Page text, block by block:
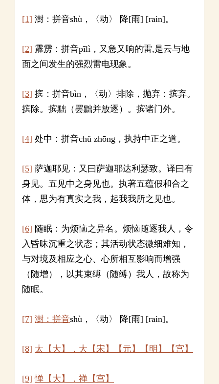
[1] 澍：拼音shù，〈动〉 降[雨] [rain]。
[2] 霹雳：拼音pīlì，又急又响的雷,是云与地
面之间发生的强烈雷电现象。
[3] 摈：拼音bìn，〈动〉排除，抛弃：摈弃。
摈除。摈黜（罢黜并放逐）。摈诸门外。
[4] 处中：拼音chǔ zhōng，执持中正之道。
[5] 萨迦耶见：又曰萨迦耶达利瑟致。译曰有
身见。五见中之身见也。执著五蕴假和合之
体，思为有真实之我，起我我所之见也。
[6] 随眠：为烦恼之异名。烦恼随逐我人，令
入昏昧沉重之状态；其活动状态微细难知，
与对境及相应之心、心所相互影响而增强
（随增），以其束缚（随缚）我人，故称为
随眠。
[7] 澍：拼音shù，〈动〉 降[雨] [rain]。
[8] 太【大】，大【宋】【元】【明】【宫】
[9] 惮【大】，禅【宫】